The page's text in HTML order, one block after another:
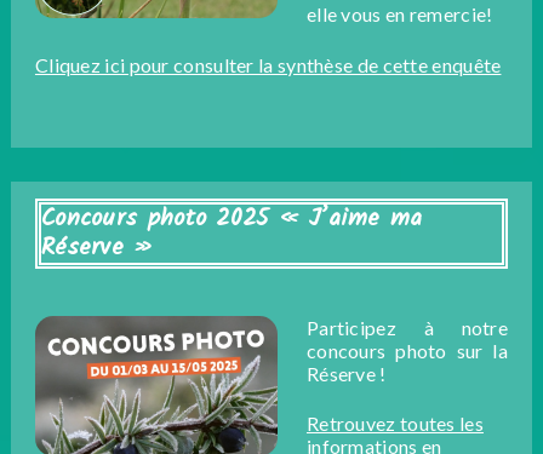
elle vous en remercie!
Cliquez ici pour consulter la synthèse de cette enquête
Concours photo 2025 « J’aime ma
Réserve »
Participez à notre
concours photo sur la
Réserve !
Retrouvez toutes les
informations en